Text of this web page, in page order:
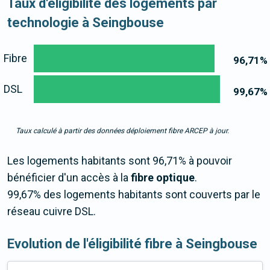
Taux d'éligibilité des logements par
technologie à Seingbouse
96,71 %
99,67%
Fibre
DSL
Taux calculé à partir des données déploiement fibre ARCEP à jour.
Les logements habitants sont 96,71% à pouvoir
bénéficier d'un accès à lafibre optique.
99,67% des logements habitants sont couverts par le
réseau cuivre DSL.
Evolution de l'éligibilité fibre à Seingbouse